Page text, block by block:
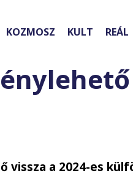
KOZMOSZ KULT REÁL
vissza a 2024-es